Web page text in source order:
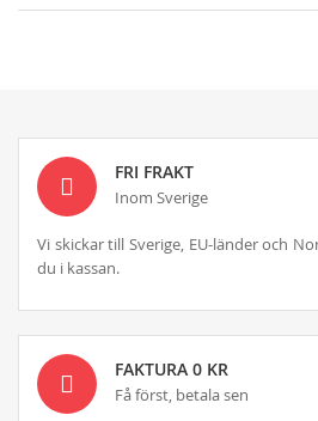
FRI FRAKT
Inom Sverige
Vi skickar till Sverige, EU-länder och
du i kassan.
FAKTURA 0 KR
Få först, betala sen